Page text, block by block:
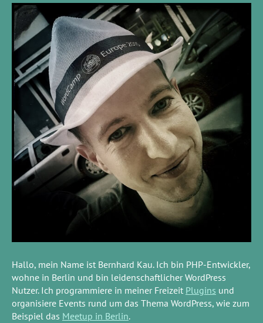
Hallo, mein Name ist Bernhard Kau. Ich bin PHP-Entwickler,
wohne in Berlin und bin leidenschaftlicher WordPress
Nutzer. Ich programmiere in meiner Freizeit Plugins und
organisiere Events rund um das Thema WordPress, wie zum
Beispiel das Meetup in Berlin.